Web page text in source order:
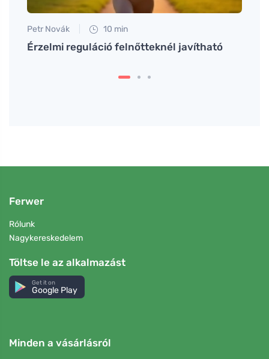
Petr Novák 10 min
Érzelmi reguláció felnőtteknél javítható
Ferwer
Rólunk
Nagykereskedelem
Töltse le az alkalmazást
Get it on
Google Play
Minden a vásárlásról